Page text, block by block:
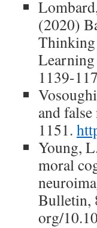
(2020)
Thinking
1139-
and
1151.
Young,
moral
Bulletin,
org/